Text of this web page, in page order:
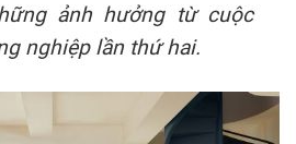
ảnh hưởng từ cuộc
nghiệp lần thứ hai.